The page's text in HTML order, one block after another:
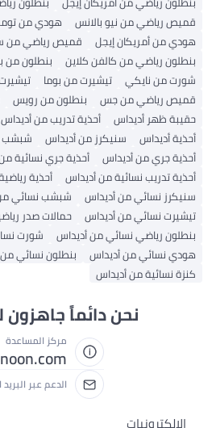
رياضي من نيو بالانس
هودي من تومي
من أمريكان إيجل
قميص رياضي من
رياضي من كالفن كلاين
بنطلون من بوما
من نايكي
تيشيرت من بوما
تيشيرت
رياضي من جس
بنطلون من رويس
ظهر أديداس
أحذية تدريب من أديداس
أديداس
سنيكرز من أديداس
شبشب من
جري من أديداس
أحذية جري نسائية من
تدريب نسائية من أديداس
أحذية رياضية
نسائي من أديداس
شبشب نسائي من
نسائي من أديداس
حمالات صدر رياضية
رياضي نسائي من أديداس
شورت نسائي
نسائي من أديداس
بنطلون نسائي من
نسائية من أديداس
نحن دائماً جاهزون
مركز المساعدة
الدعم عبر البريد